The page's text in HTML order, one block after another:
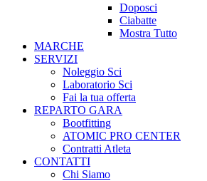
Doposci
Ciabatte
Mostra Tutto
MARCHE
SERVIZI
Noleggio Sci
Laboratorio Sci
Fai la tua offerta
REPARTO GARA
Bootfitting
ATOMIC PRO CENTER
Contratti Atleta
CONTATTI
Chi Siamo